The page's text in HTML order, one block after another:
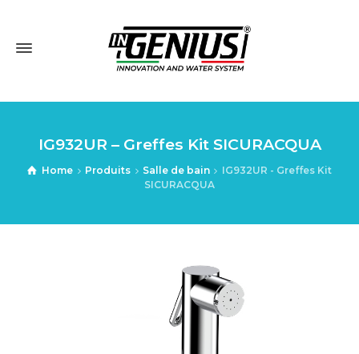
IG932UR – Greffes Kit SICURACQUA
Home Produits Salle de bain
IG932UR - Greffes Kit
SICURACQUA